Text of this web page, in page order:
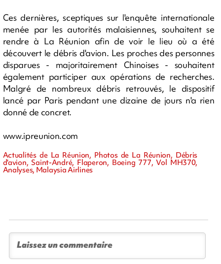
Ces dernières, sceptiques sur l'enquête internationale
menée par les autorités malaisiennes, souhaitent se
rendre à La Réunion afin de voir le lieu où a été
découvert le débris d'avion. Les proches des personnes
disparues - majoritairement Chinoises - souhaitent
également participer aux opérations de recherches.
Malgré de nombreux débris retrouvés, le dispositif
lancé par Paris pendant une dizaine de jours n'a rien
donné de concret.
www.ipreunion.com
Actualités de La Réunion, Photos de La Réunion, Débris
d'avion, Saint-André, Flaperon, Boeing 777, Vol MH370,
Analyses, Malaysia Airlines